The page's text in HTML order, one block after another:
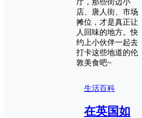
店、唐人街、市场
摊位，才是真正让
人回味的地方。快
约上小伙伴一起去
打卡这些地道的伦
敦美食吧~
生活百科
在英国如